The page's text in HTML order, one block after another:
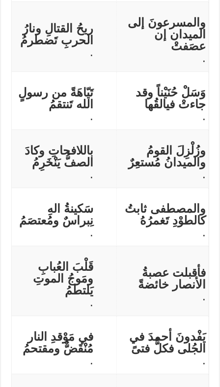
والمسرعونَ إلى
الميدان إن
عصَفتْ
.
ريحُ القتالِ ونارُ
الحربِ تَضطرمُ
.
وَسَلْ حُنَيْناً وقد
جاءتْ فيالقُها
.
تَيّاهَةً من رسولٍ
الله تَنتقمُ
.
وزُلْزِلَ القومُ
والميدانُ مُستعِرٌ
.
باللافحاتِ وكادَ
الصفُّ يَنْخَرِمُ
.
والمصطفى ثابتُ
كالطوْدِ تَغمرُهُ
.
سَكينةُ الهِ
نِبراسٌ ومُعتصَمُ
.
فأقبلت عصبةُ
الأنصار خائضةً
.
قَلْبَ العُبابِ
ومَوجُ الموتِ
يَلتطمُ
.
يَفْدونَ أحمدَ في
الجُلى فكلُّ فتىً
.
في مَوْقدِ النار
مُنْقَضٌّ ومقتحمُ
.